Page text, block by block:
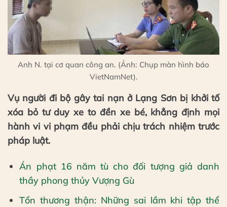
Anh N. tại cơ quan công an. (Ảnh: Chụp màn hình báo
VietNamNet).
Vụ người đi bộ gây tai nạn ở Lạng Sơn bị khởi tố
xóa bỏ tư duy xe to đền xe bé, khẳng định mọi
hành vi vi phạm đều phải chịu trách nhiệm trước
pháp luật.
Án phạt 16 năm tù cho đối tượng giả danh
thầy phong thủy Vượng Gù
Tổn thương thận: Những sai lầm khi tập thể